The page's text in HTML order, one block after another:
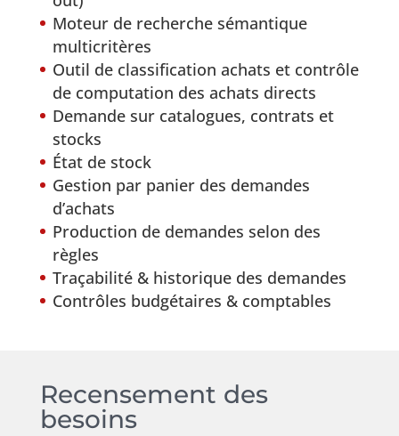
Moteur de recherche sémantique
multicritères
Outil de classification achats et contrôle
de computation des achats directs
Demande sur catalogues, contrats et
stocks
État de stock
Gestion par panier des demandes
d’achats
Production de demandes selon des
règles
Traçabilité & historique des demandes
Contrôles budgétaires & comptables
Recensement des
besoins